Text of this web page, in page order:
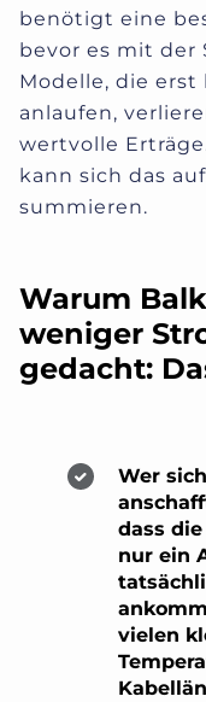
benötigt eine
bevor es mit
Modelle, die
anlaufen,
wertvolle
kann sich das
summieren.
Warum
weniger
gedacht:
Wer
dass
nur ein
vielen